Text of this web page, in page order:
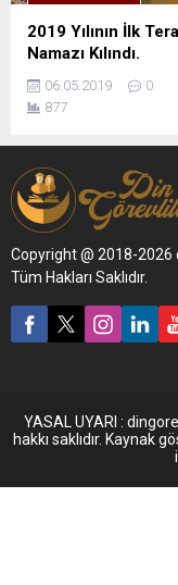
2019 Yılının İlk
Namazı Kılındı.
06.05.2019
0
877
Copyright @ 2018-
Tüm Hakları Saklıdır.
YASAL UYARI :
hakkı saklıdır. Kaynak